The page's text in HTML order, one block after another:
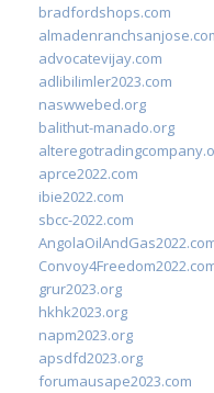
bradfordshops.com
advocatevijay.com
adlibilimler2023.com
naswwebed.org
balithut-manado.org
aprce2022.com
ibie2022.com
sbcc-2022.com
grur2023.org
hkhk2023.org
napm2023.org
apsdfd2023.org
forumausape2023.com